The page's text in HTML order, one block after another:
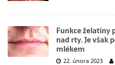
Funkce želatiny
nad rty. Je však
mlékem
22. února 2023